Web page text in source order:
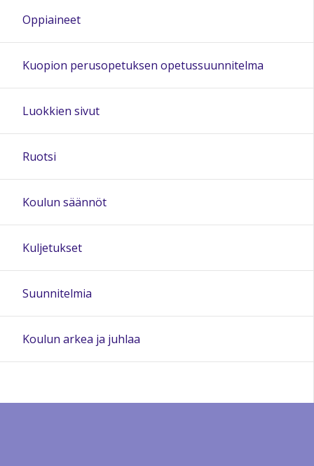
Oppiaineet
Kuopion perusopetuksen opetussuunnitelma
Luokkien sivut
Ruotsi
Koulun säännöt
Kuljetukset
Suunnitelmia
Koulun arkea ja juhlaa